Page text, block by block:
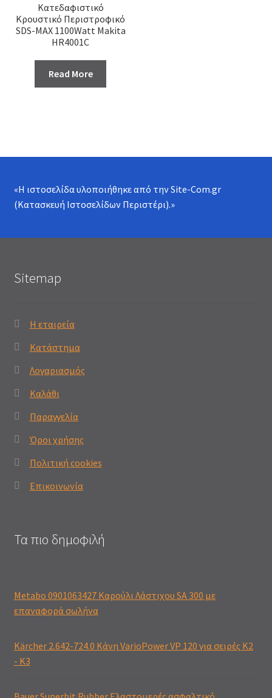
Κατεδαφιστικό
Κρουστικό Περιστροφικό
SDS-ΜΑΧ 1100Watt Makita
HR4001C
Read More
«Η ιστοσελίδα υλοποιήθηκε από τηνSite-Com.gr
(Κατασκευή Ιστοσελίδων Περιστέρι).»
Sitemap
Η εταιρεία
Κατάστημα
Λογαριασμός
Καλάθι
Παραγγελία
Όροι χρήσης
Πολιτική cookies
Επικοινωνία
Τα πιο δημοφιλή
Metabo 0901063427 Καρούλι Λάστιχου SA 300 με
επαναφορά σωλήνα
Kärcher 2.642-724.0 Κάνη VarioPower VP 120 για σειρές K2
- K3